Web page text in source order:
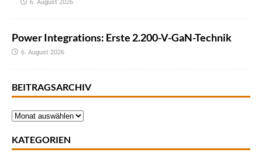
6. August 2026
Power Integrations: Erste 2.200-V-GaN-Technik
6. August 2026
BEITRAGSARCHIV
KATEGORIEN